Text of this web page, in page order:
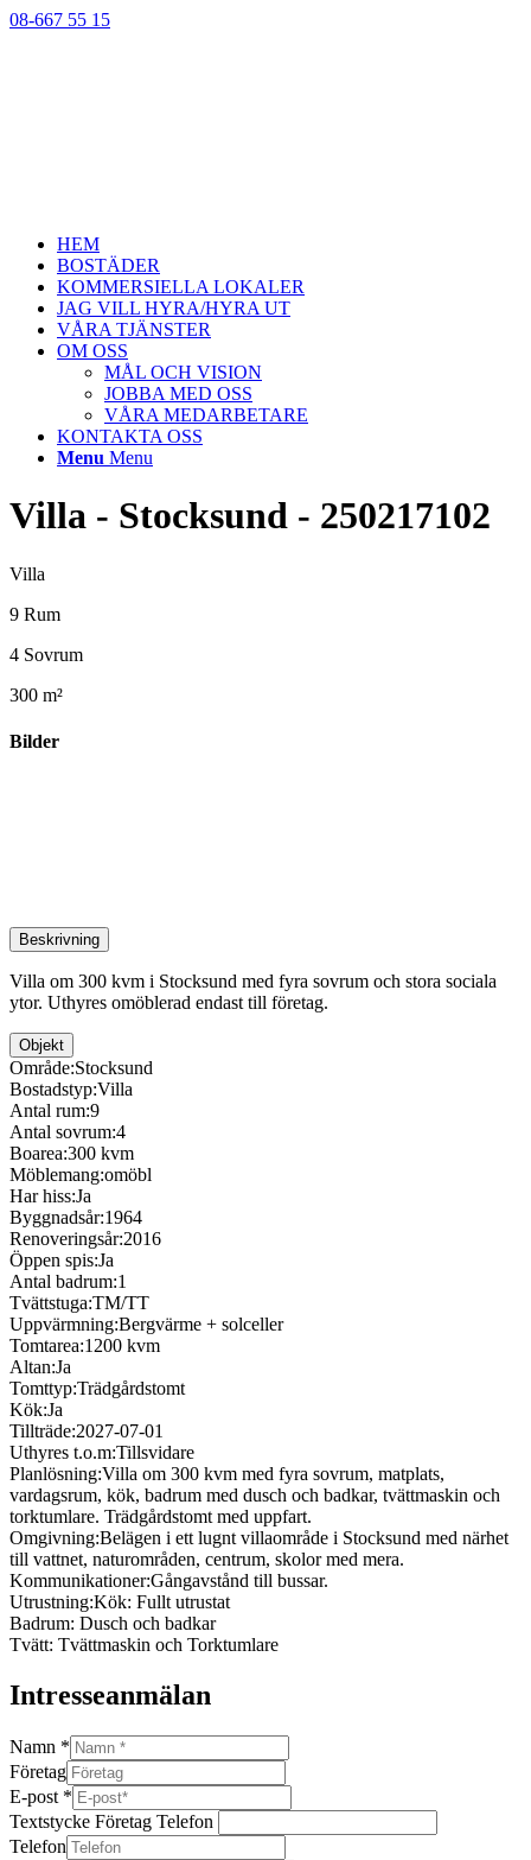
08-667 55 15
HEM
BOSTÄDER
KOMMERSIELLA LOKALER
JAG VILL HYRA/HYRA UT
VÅRA TJÄNSTER
OM OSS
MÅL OCH VISION
JOBBA MED OSS
VÅRA MEDARBETARE
KONTAKTA OSS
Menu Menu
Villa - Stocksund - 250217102
Villa
9 Rum
4 Sovrum
300 m²
Bilder
Beskrivning
Villa om 300 kvm i Stocksund med fyra sovrum och stora sociala
ytor. Uthyres omöblerad endast till företag.
Objekt
Område:Stocksund
Bostadstyp:Villa
Antal rum:9
Antal sovrum:4
Boarea:300 kvm
Möblemang:omöbl
Har hiss:Ja
Byggnadsår:1964
Renoveringsår:2016
Öppen spis:Ja
Antal badrum:1
Tvättstuga:TM/TT
Uppvärmning:Bergvärme + solceller
Tomtarea:1200 kvm
Altan:Ja
Tomttyp:Trädgårdstomt
Kök:Ja
Tillträde:2027-07-01
Uthyres t.o.m:Tillsvidare
Planlösning:Villa om 300 kvm med fyra sovrum, matplats,
vardagsrum, kök, badrum med dusch och badkar, tvättmaskin och
torktumlare. Trädgårdstomt med uppfart.
Omgivning:Belägen i ett lugnt villaområde i Stocksund med närhet
till vattnet, naturområden, centrum, skolor med mera.
Kommunikationer:Gångavstånd till bussar.
Utrustning:Kök: Fullt utrustat
Badrum: Dusch och badkar
Tvätt: Tvättmaskin och Torktumlare
Intresseanmälan
Namn *
Företag
E-post *
Textstycke Företag Telefon
Telefon